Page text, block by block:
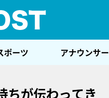
ポーツ アナウンサー
ちが伝わってき